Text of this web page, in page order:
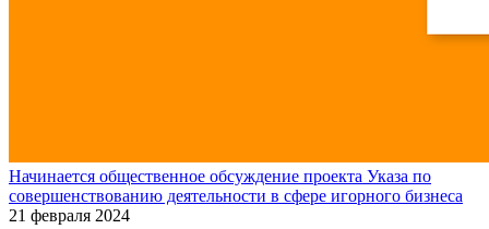
Начинается общественное обсуждение проекта Указа по
совершенствованию деятельности в сфере игорного бизнеса
21 февраля 2024